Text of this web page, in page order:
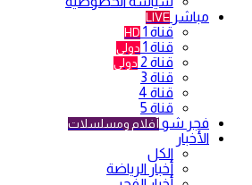
مباشر LIVE
قناة 1 HD
قناة 1 دولي
قناة 2 دولي
قناة 3
قناة 4
قناة 5
فجر شو أفلام ومسلسلات
الأخبار
الكل
أخبار الرياضة